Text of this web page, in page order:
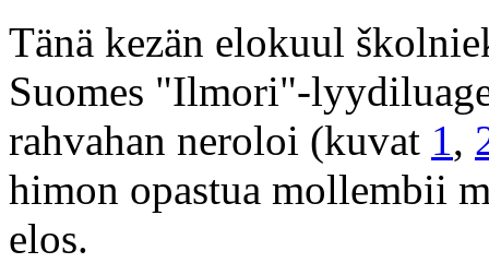
Tänä kezän elokuul
Suomes "Ilmori"-
rahvahan neroloi (kuvat 1 ,
himon opastua mollembii
elos.